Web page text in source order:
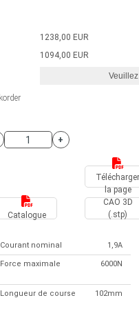
1238,00 EUR
1094,00 EUR
+
Télécharger
la page
Catalogue
CAO 3D
(.stp)
Courant nominal 1,9A
Force maximale 6000N
Longueur de course 102mm